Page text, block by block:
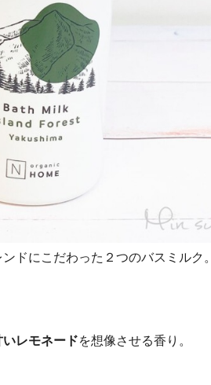
ドにこだわった２つのバスミルク。
レモネードを想像させる香り。